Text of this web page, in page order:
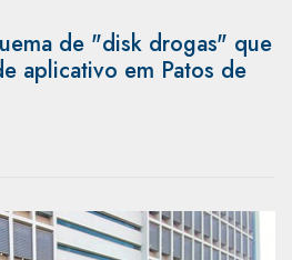
de "disk drogas" que
aplicativo em Patos de